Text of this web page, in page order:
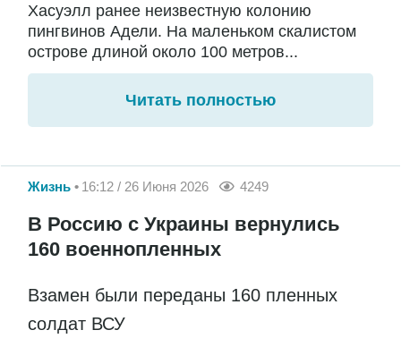
Хасуэлл ранее неизвестную колонию
пингвинов Адели. На маленьком скалистом
острове длиной около 100 метров...
Читать полностью
Жизнь 16:12 / 26 Июня 2026 4249
В Россию с Украины вернулись
160 военнопленных
Взамен были переданы 160 пленных
солдат ВСУ